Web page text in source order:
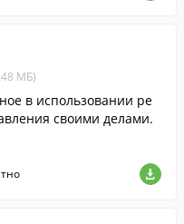
МБ)
в использовании ре
своими делами.